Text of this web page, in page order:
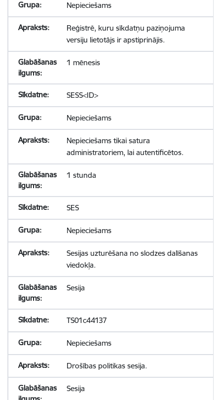
Nepieciešams
Reģistrē, kuru sīkdatņu paziņojuma
versiju lietotājs ir apstiprinājis.
1 mēnesis
SESS<ID>
Nepieciešams
Nepieciešams tikai satura
administratoriem, lai autentificētos.
1 stunda
SES
Nepieciešams
Sesijas uzturēšana no slodzes dalīšanas
viedokļa.
Sesija
TS01c44137
Nepieciešams
Drošības politikas sesija.
Sesija